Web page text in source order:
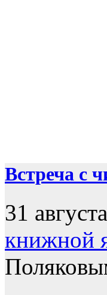
Встреча с
31
книжной